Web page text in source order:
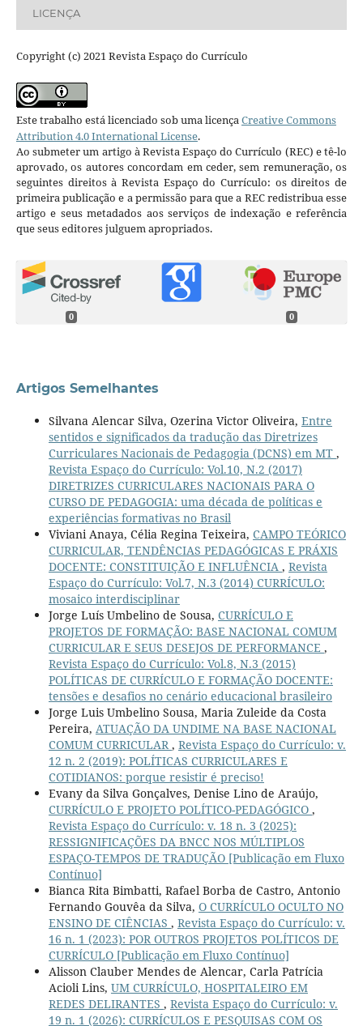
LICENÇA
Copyright (c) 2021 Revista Espaço do Currículo
Este trabalho está licenciado sob uma licença Creative Commons
Attribution 4.0 International License.
Ao submeter um artigo à Revista Espaço do Currículo (REC) e tê-lo
aprovado, os autores concordam em ceder, sem remuneração, os
seguintes direitos à Revista Espaço do Currículo: os direitos de
primeira publicação e a permissão para que a REC redistribua esse
artigo e seus metadados aos serviços de indexação e referência
que seus editores julguem apropriados.
0 0
Artigos Semelhantes
Silvana Alencar Silva, Ozerina Victor Oliveira, Entre
sentidos e significados da tradução das Diretrizes
Curriculares Nacionais de Pedagogia (DCNS) em MT ,
Revista Espaço do Currículo: Vol.10, N.2 (2017)
DIRETRIZES CURRICULARES NACIONAIS PARA O
CURSO DE PEDAGOGIA: uma década de políticas e
experiências formativas no Brasil
Viviani Anaya, Célia Regina Teixeira, CAMPO TEÓRICO
CURRICULAR, TENDÊNCIAS PEDAGÓGICAS E PRÁXIS
DOCENTE: CONSTITUIÇÃO E INFLUÊNCIA , Revista
Espaço do Currículo: Vol.7, N.3 (2014) CURRÍCULO:
mosaico interdisciplinar
Jorge Luís Umbelino de Sousa, CURRÍCULO E
PROJETOS DE FORMAÇÃO: BASE NACIONAL COMUM
CURRICULAR E SEUS DESEJOS DE PERFORMANCE ,
Revista Espaço do Currículo: Vol.8, N.3 (2015)
POLÍTICAS DE CURRÍCULO E FORMAÇÃO DOCENTE:
tensões e desafios no cenário educacional brasileiro
Jorge Luis Umbelino Sousa, Maria Zuleide da Costa
Pereira, ATUAÇÃO DA UNDIME NA BASE NACIONAL
COMUM CURRICULAR, Revista Espaço do Currículo: v.
12 n. 2 (2019): POLÍTICAS CURRICULARES E
COTIDIANOS: porque resistir é preciso!
Evany da Silva Gonçalves, Denise Lino de Araújo,
CURRÍCULO E PROJETO POLÍTICO-PEDAGÓGICO ,
Revista Espaço do Currículo: v. 18 n. 3 (2025):
RESSIGNIFICAÇÕES DA BNCC NOS MÚLTIPLOS
ESPAÇO-TEMPOS DE TRADUÇÃO [Publicação em Fluxo
Contínuo]
Bianca Rita Bimbatti, Rafael Borba de Castro, Antonio
Fernando Gouvêa da Silva, O CURRÍCULO OCULTO NO
ENSINO DE CIÊNCIAS , Revista Espaço do Currículo: v.
16 n. 1 (2023): POR OUTROS PROJETOS POLÍTICOS DE
CURRÍCULO [Publicação em Fluxo Contínuo]
Alisson Clauber Mendes de Alencar, Carla Patrícia
Acioli Lins, UM CURRÍCULO, HOSPITALEIRO EM
REDES DELIRANTES , Revista Espaço do Currículo: v.
19 n. 1 (2026): CURRÍCULOS E PESQUISAS COM OS